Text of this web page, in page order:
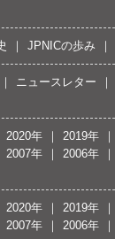
JPNICの歩み
ニュースレター
2020年 2019年
2007年 2006年
2020年 2019年
2007年 2006年